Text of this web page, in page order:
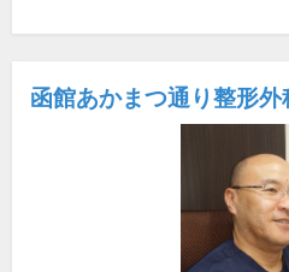
函館あかまつ通り整形外